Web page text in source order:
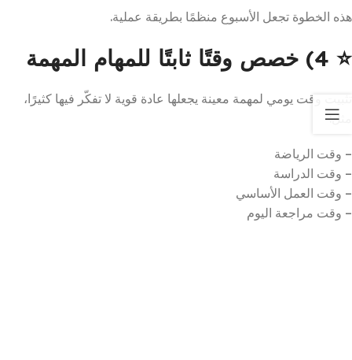
هذه الخطوة تجعل الأسبوع منظمًا بطريقة عملية.
⭐ 4) خصص وقتًا ثابتًا للمهام المهمة
تثبيت وقت يومي لمهمة معينة يجعلها عادة قوية لا تفكّر فيها كثيرًا،
مثل:
– وقت الرياضة
– وقت الدراسة
– وقت العمل الأساسي
– وقت مراجعة اليوم